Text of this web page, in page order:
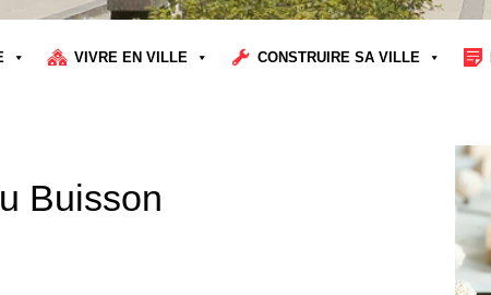
VIVRE EN VILLE CONSTRUIRE SA VILLE
Buisson